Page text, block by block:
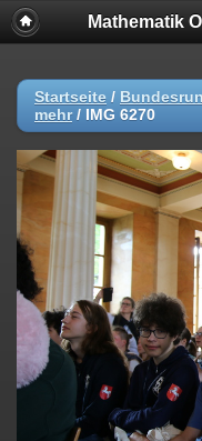
Mathematik
Startseite /
mehr/ IMG 6270